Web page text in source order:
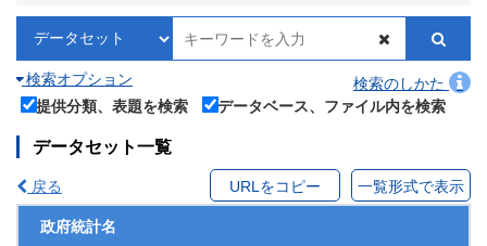
検索オプション
検索のしかた
提供分類、表題を検索
データベース、ファイル内を検索
データセット一覧
戻る URLをコピー 一覧形式で表示
政府統計名